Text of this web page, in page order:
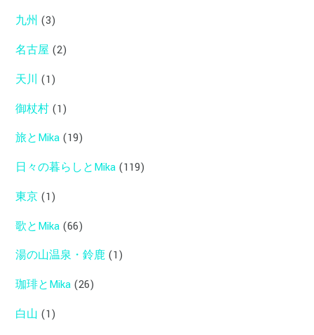
九州 (3)
名古屋 (2)
天川 (1)
御杖村 (1)
旅とMika (19)
日々の暮らしとMika (119)
東京 (1)
歌とMika (66)
湯の山温泉・鈴鹿 (1)
珈琲とMika (26)
白山 (1)